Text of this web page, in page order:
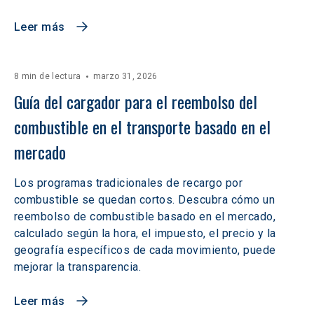
Leer más
8 min de lectura marzo 31, 2026
Guía del cargador para el reembolso del
combustible en el transporte basado en el
mercado
Los programas tradicionales de recargo por
combustible se quedan cortos. Descubra cómo un
reembolso de combustible basado en el mercado,
calculado según la hora, el impuesto, el precio y la
geografía específicos de cada movimiento, puede
mejorar la transparencia.
Leer más